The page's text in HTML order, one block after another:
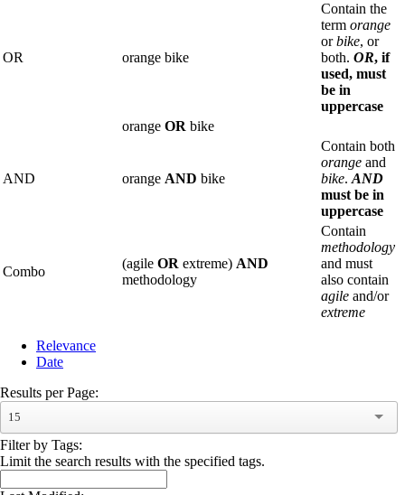
OR orange bike
Contain the
term orange
orbike, or
both. OR, if
used, must
be in
uppercase
orange OR bike
AND orange AND bike
Contain both
orange and
bike. AND
must be in
uppercase
Combo
(agile OR extreme) AND
methodology
Contain
methodology
and must
also contain
agile and/or
extreme
Relevance
Date
Results per Page:
15
Filter by Tags:
Limit the search results with the specified tags.